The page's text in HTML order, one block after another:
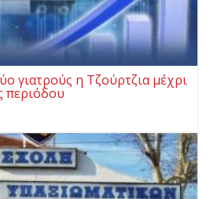
γιατρούς η Τζούρτζια μέχρι
περιόδου